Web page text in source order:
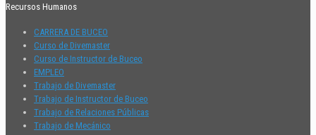
Recursos Humanos
CARRERA DE BUCEO
Curso de Divemaster
Curso de Instructor de Buceo
EMPLEO
Trabajo de Divemaster
Trabajo de Instructor de Buceo
Trabajo de Relaciones Públicas
Trabajo de Mecánico